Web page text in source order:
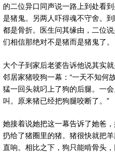
的二位异口同声说一路上到处看
是猪鬼。另两人吓得魂不守舍。
都是骨折。医生问其缘由，二位
们相信那绝对不是猪而是猪鬼了。
大个子到家后老婆告诉他说其实
邻居家猪咬狗一幕：“一天不知何
猛一回头就叼上了狗的后腿。一
叫。原来猪已经把狗腿咬断了。”
她接着说她把这一幕告诉了她爸
扔给了猪圈里的猪。猪很快就把
直响。相比之下，狗只能啃骨头